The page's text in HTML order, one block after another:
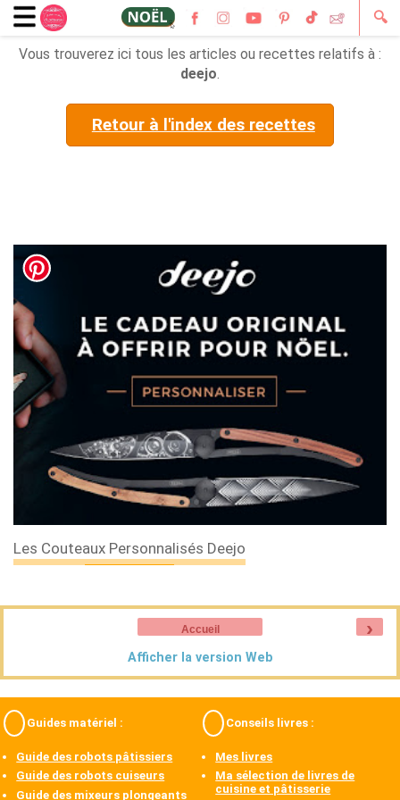
🔍
Vous trouverez ici tous les articles ou recettes relatifs à :
deejo
Retour à l'index des recettes
Les Couteaux Personnalisés Deejo
›
Accueil
Afficher la version Web
Guides matériel :
Guide des robots pâtissiers
Guide des robots cuiseurs
Guide des mixeurs plongeants
Conseils livres :
Mes livres
Ma sélection de livres de
cuisine et pâtisserie